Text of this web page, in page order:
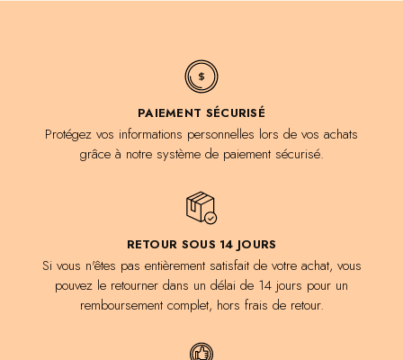
PAIEMENT SÉCURISÉ
Protégez vos informations personnelles lors de vos achats
grâce à notre système de paiement sécurisé.
RETOUR SOUS 14 JOURS
Si vous n'êtes pas entièrement satisfait de votre achat, vous
pouvez le retourner dans un délai de 14 jours pour un
remboursement complet, hors frais de retour.